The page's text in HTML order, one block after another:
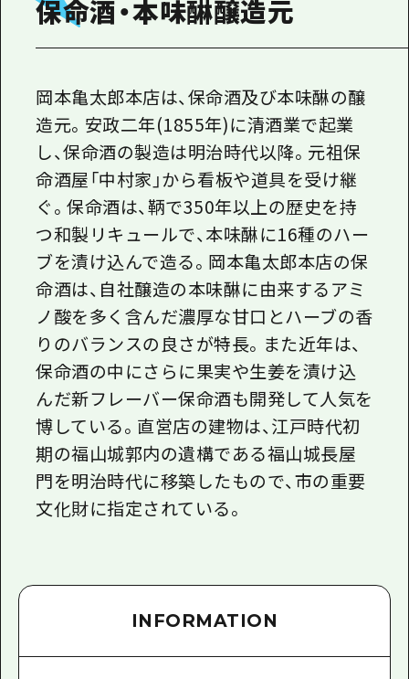
ボランティアガイド
ユニバーサルツーリズム
広島県の魅力を動画でご紹介！
よくあるご質問
メディア掲載情報
フォトダウンロード
関連リンク
保命酒・本味醂醸造元
岡本亀太郎本店は、保命酒及び本味醂の醸
造元。安政二年(1855年)に清酒業で起業
し、保命酒の製造は明治時代以降。元祖保
命酒屋「中村家」から看板や道具を受け継
ぐ。保命酒は、鞆で350年以上の歴史を持
つ和製リキュールで、本味醂に16種のハー
ブを漬け込んで造る。岡本亀太郎本店の保
命酒は、自社醸造の本味醂に由来するアミ
ノ酸を多く含んだ濃厚な甘口とハーブの香
りのバランスの良さが特長。また近年は、
保命酒の中にさらに果実や生姜を漬け込
んだ新フレーバー保命酒も開発して人気を
博している。直営店の建物は、江戸時代初
期の福山城郭内の遺構である福山城長屋
門を明治時代に移築したもので、市の重要
文化財に指定されている。
INFORMATION